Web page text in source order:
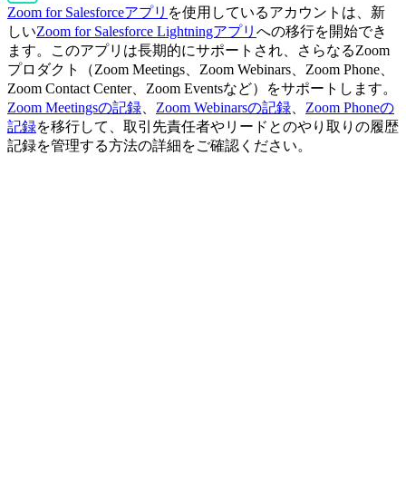
Zoom for Salesforceアプリ を使用しているアカウントは、新
しいZoom for Salesforce Lightningアプリ への移行を開始でき
ます。このアプリは長期的にサポートされ、さらなるZoom
プロダクト（Zoom Meetings、Zoom Webinars、Zoom Phone、
Zoom Contact Center、Zoom Eventsなど）をサポートします。
Zoom Meetingsの記録
Zoom Webinarsの記録
Zoom Phoneの
記録を移行して、取引先責任者やリードとのやり取りの履歴
記録を管理する方法の詳細をご確認ください。